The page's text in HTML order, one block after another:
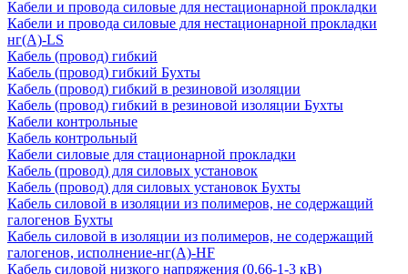
Кабели и провода силовые для нестационарной прокладки
Кабели и провода силовые для нестационарной прокладки
нг(А)-LS
Кабель (провод) гибкий
Кабель (провод) гибкий Бухты
Кабель (провод) гибкий в резиновой изоляции
Кабель (провод) гибкий в резиновой изоляции Бухты
Кабели контрольные
Кабель контрольный
Кабели силовые для стационарной прокладки
Кабель (провод) для силовых установок
Кабель (провод) для силовых установок Бухты
Кабель силовой в изоляции из полимеров, не содержащий
галогенов Бухты
Кабель силовой в изоляции из полимеров, не содержащий
галогенов, исполнение-нг(А)-HF
Кабель силовой низкого напряжения (0,66-1-3 кВ)